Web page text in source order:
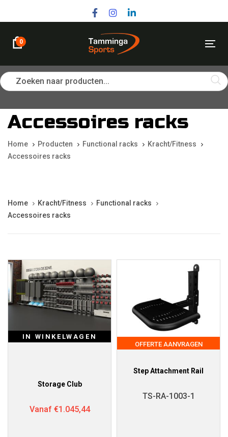
navigation
content
0
Zoeken naar producten...
Accessoires racks
Home Producten Functional racks
Kracht/Fitness
Accessoires racks
Home Kracht/Fitness
Functional racks
Accessoires racks
IN WINKELWAGEN
Storage Club
Vanaf €1.045,44
OFFERTE AANVRAGEN
Step Attachment Rail
TS-RA-1003-1